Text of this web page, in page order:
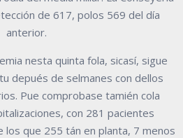
de 617, polos 569 del día
anterior.
nesta quinta fola, sicasí, sigue
depués de selmanes con dellos
Pue comprobase tamién cola
con 281 pacientes
los que 255 tán en planta, 7 menos